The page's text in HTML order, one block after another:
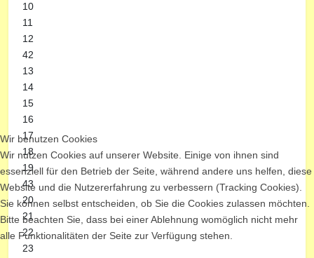
10
11
12
42
13
14
15
16
17
18
19
43
20
21
22
23
Wir benutzen Cookies
Wir nutzen Cookies auf unserer Website. Einige von ihnen sind
essenziell für den Betrieb der Seite, während andere uns helfen, diese
Website und die Nutzererfahrung zu verbessern (Tracking Cookies).
Sie können selbst entscheiden, ob Sie die Cookies zulassen möchten.
Bitte beachten Sie, dass bei einer Ablehnung womöglich nicht mehr
alle Funktionalitäten der Seite zur Verfügung stehen.